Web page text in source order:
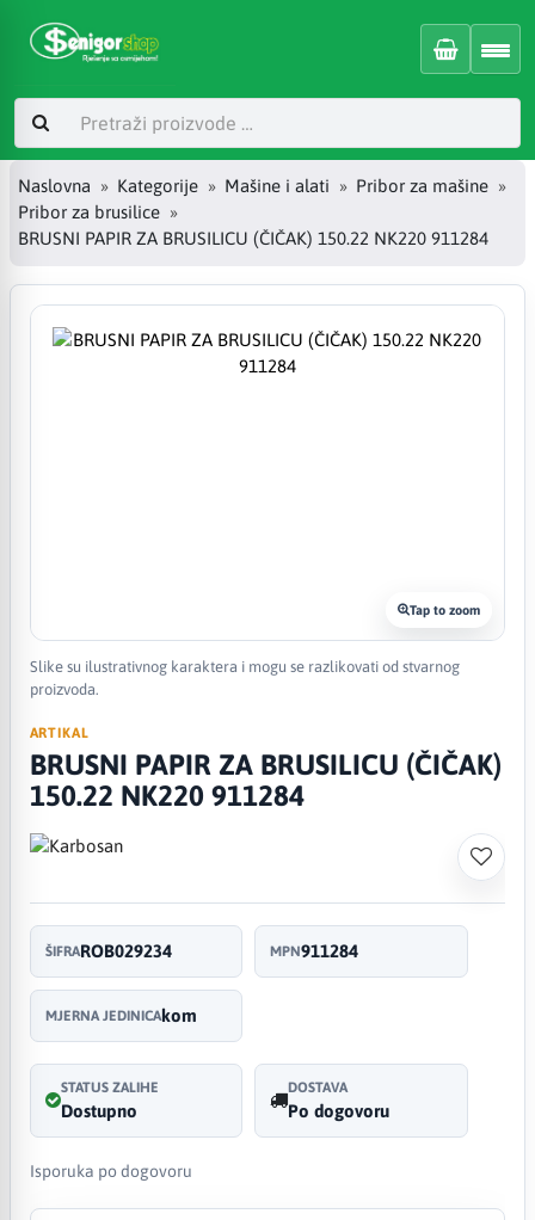
Naslovna Kategorije Mašine i alati
Pribor za mašine
Pribor za brusilice
BRUSNI PAPIR ZA BRUSILICU (ČIČAK) 150.22 NK220 911284
Tap to zoom
Slike su ilustrativnog karaktera i mogu se razlikovati od stvarnog
proizvoda.
ARTIKAL
BRUSNI PAPIR ZA BRUSILICU (ČIČAK)
150.22 NK220 911284
ŠIFRAROB029234 MPN911284
MJERNA JEDINICAkom
STATUS ZALIHE
Dostupno
DOSTAVA
Po dogovoru
Isporuka po dogovoru